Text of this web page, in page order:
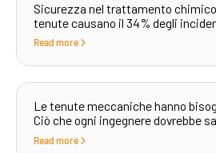
Sicurezza nel trattamento
tenute causano il 34% degli
Read more
Le tenute meccaniche hanno
Ciò che ogni ingegnere dovrebbe
Read more